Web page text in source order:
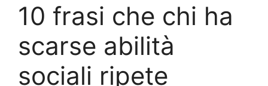
10 frasi che chi ha
scarse abilità
sociali ripete